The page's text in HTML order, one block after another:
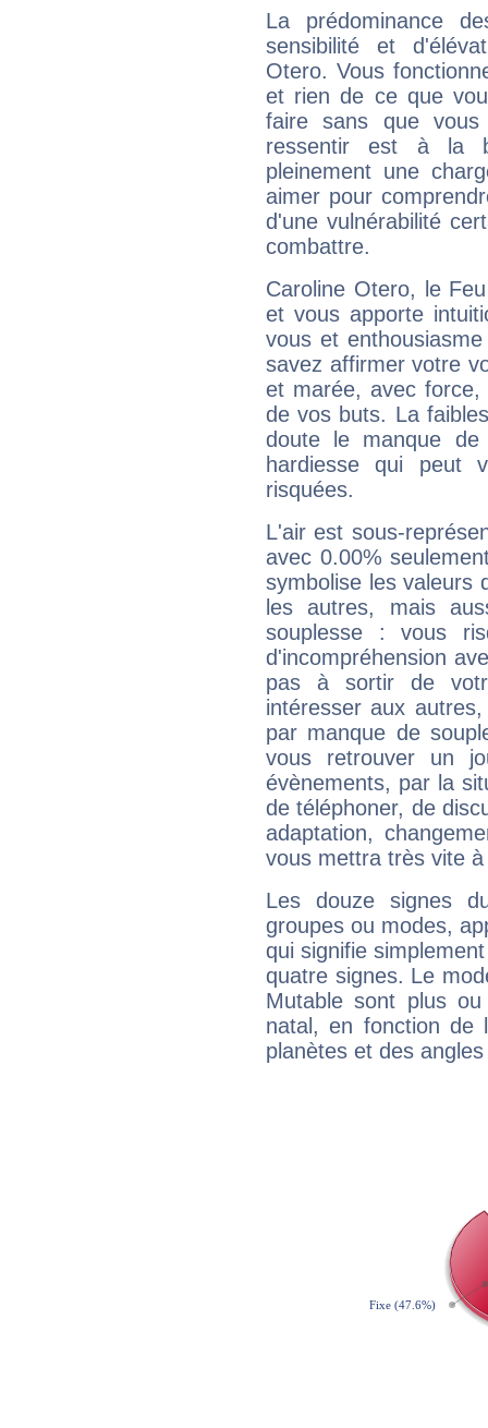
La prédominance
sensibilité et
Otero. Vous
et rien de ce que
faire sans que
ressentir est à la
pleinement une
aimer pour
d'une vulnérabilité
combattre.
Caroline Otero, le
et vous apporte
vous et
savez affirmer votre
et marée, avec
de vos buts. La
doute le manque
hardiesse qui peut
risquées.
L'air est sous-
avec 0.00%
symbolise les valeurs
les autres, mais
souplesse : vous
d'incompréhension
pas à sortir de
intéresser aux
par manque de
vous retrouver un
évènements, par la
de téléphoner, de
adaptation,
vous mettra très vite
Les douze signes
groupes ou modes,
qui signifie
quatre signes. Le
Mutable sont plus
natal, en fonction de
planètes et des